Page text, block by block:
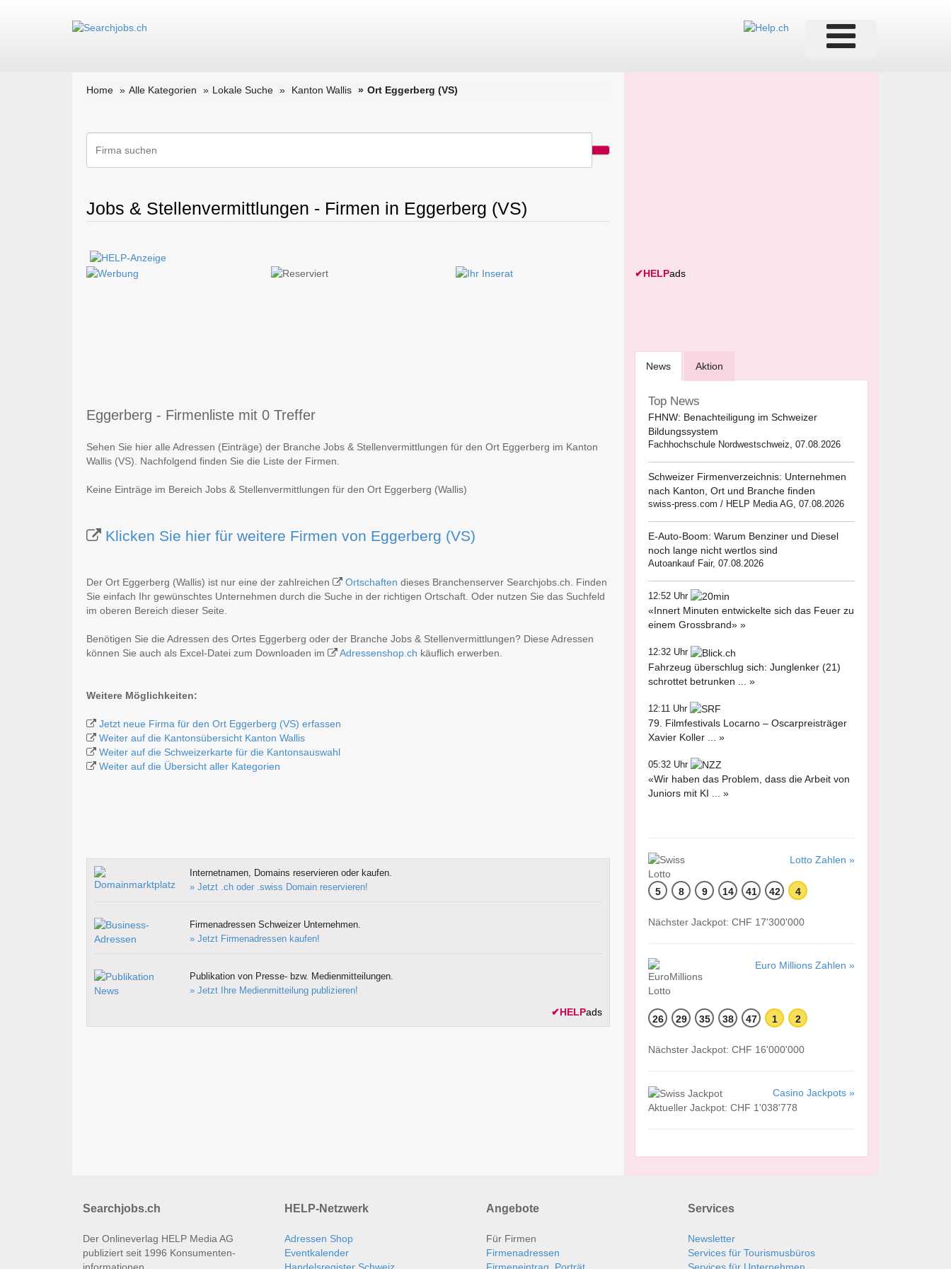
Home Alle Kategorien Lokale Suche Kanton Wallis Ort Eggerberg (VS)
Jobs & Stellenvermittlungen - Firmen in Eggerberg (VS)
Eggerberg - Firmenliste mit 0 Treffer
Sehen Sie hier alle Adressen (Einträge) der Branche Jobs & Stellenvermittlungen für den Ort Eggerberg im Kanton
Wallis (VS). Nachfolgend finden Sie die Liste der Firmen.
Keine Einträge im Bereich Jobs & Stellenvermittlungen für den Ort Eggerberg (Wallis)
Klicken Sie hier für weitere Firmen von Eggerberg (VS)
Der Ort Eggerberg (Wallis) ist nur eine der zahlreichen Ortschaften dieses Branchenserver Searchjobs.ch. Finden
Sie einfach Ihr gewünschtes Unternehmen durch die Suche in der richtigen Ortschaft. Oder nutzen Sie das Suchfeld
im oberen Bereich dieser Seite.
Benötigen Sie die Adressen des Ortes Eggerberg oder der Branche Jobs & Stellenvermittlungen? Diese Adressen
können Sie auch als Excel-Datei zum Downloaden im
Adressenshop.ch käuflich erwerben.
Weitere Möglichkeiten:
Jetzt neue Firma für den Ort Eggerberg (VS) erfassen
Weiter auf die Kantonsübersicht Kanton Wallis
Weiter auf die Schweizerkarte für die Kantonsauswahl
Weiter auf die Übersicht aller Kategorien
Internetnamen, Domains reservieren oder kaufen.
» Jetzt .ch oder .swiss Domain reservieren!
Firmenadressen Schweizer Unternehmen.
» Jetzt Firmenadressen kaufen!
Publikation von Presse- bzw. Medienmitteilungen.
» Jetzt Ihre Medienmitteilung publizieren!
✔HELPads
✔HELPads
News Aktion
Top News
FHNW: Benachteiligung im Schweizer
Bildungssystem
Fachhochschule Nordwestschweiz, 07.08.2026
Schweizer Firmenverzeichnis: Unternehmen
nach Kanton, Ort und Branche finden
swiss-press.com / HELP Media AG, 07.08.2026
E-Auto-Boom: Warum Benziner und Diesel
noch lange nicht wertlos sind
Autoankauf Fair, 07.08.2026
12:52 Uhr
«Innert Minuten entwickelte sich das Feuer zu
einem Grossbrand» »
12:32 Uhr
Fahrzeug überschlug sich: Junglenker (21)
schrottet betrunken ... »
12:11 Uhr
79. Filmfestivals Locarno – Oscarpreisträger
Xavier Koller ... »
05:32 Uhr
«Wir haben das Problem, dass die Arbeit von
Juniors mit KI ... »
Lotto Zahlen »
5 8 9 14 41 42 4
Nächster Jackpot: CHF 17'300'000
Euro Millions Zahlen »
26 29 35 38 47 1 2
Nächster Jackpot: CHF 16'000'000
Casino Jackpots »
Aktueller Jackpot: CHF 1'038'778
Searchjobs.ch
Der Onlineverlag HELP Media AG
publiziert seit 1996 Konsumenten­
HELP-Netzwerk
Adressen Shop
Eventkalender
Angebote
Für Firmen
Firmenadressen
Services
Newsletter
Services für Tourismusbüros